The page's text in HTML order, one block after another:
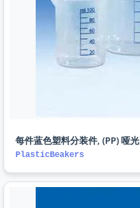
每件蓝色塑料分装件, (PP) 哑光
PlasticBeakers